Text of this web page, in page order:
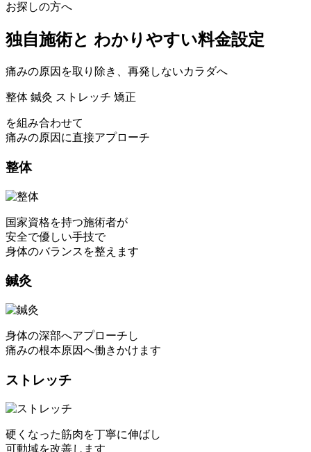
お探しの方へ
独自施術と わかりやすい料金設定
痛みの原因を取り除き、再発しないカラダへ
整体 鍼灸 ストレッチ 矯正
を組み合わせて
痛みの原因に直接アプローチ
整体
国家資格を持つ施術者が
安全で優しい手技で
身体のバランスを整えます
鍼灸
身体の深部へアプローチし
痛みの根本原因へ働きかけます
ストレッチ
硬くなった筋肉を丁寧に伸ばし
可動域を改善します